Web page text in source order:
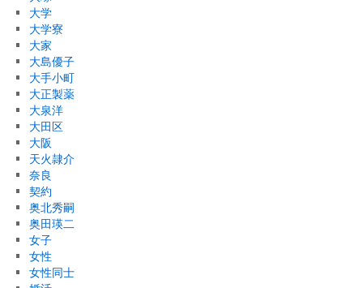
大学
大学寮
大家
大島優子
大手小町
大正製薬
大泉洋
大田区
大阪
天火隷介
奈良
契約
奥北秀嗣
奥田瑛二
女子
女性
女性同士